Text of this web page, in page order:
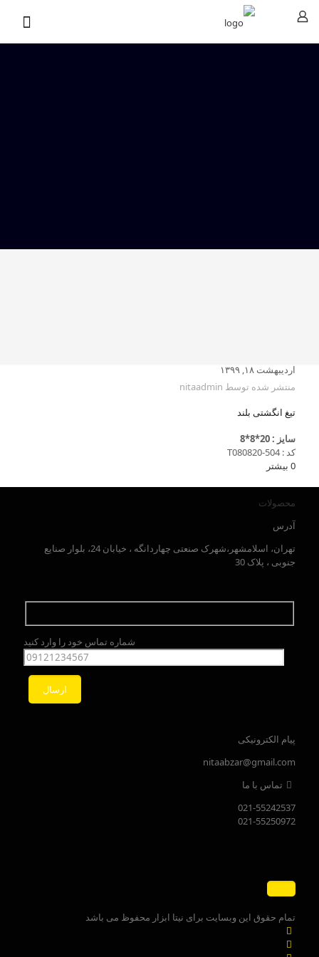
اردیبهشت ۱۸, ۱۳۹۹
منتشر شده توسط nitaadmin
تیغ انگشتی بلند
سایز : 20*8*8
کد : T080820-504
0 بیشتر
محصولات
آدرس
تهران، اسلامشهر،شهرک صنعتی چهاردانگه ، خیابان 24، بلوار صنایع
جنوبی ، پلاک 30
شماره تماس خود را وارد کنید
پیام الکترونیکی
nitaabzar@gmail.com
تماس با ما
021-55242537
021-55250972
تمام حقوق این وبسایت برای نیتا ابزار محفوظ می باشد